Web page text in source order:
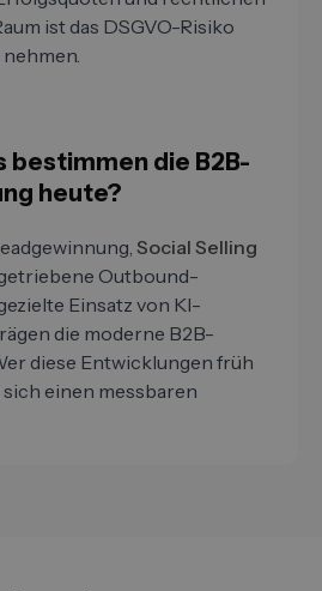
ist das DSGVO-Risiko
bestimmen die B2B-
heute?
Social Selling
Outbound-
Einsatz von KI-
die moderne B2B-
diese Entwicklungen früh
einen messbaren